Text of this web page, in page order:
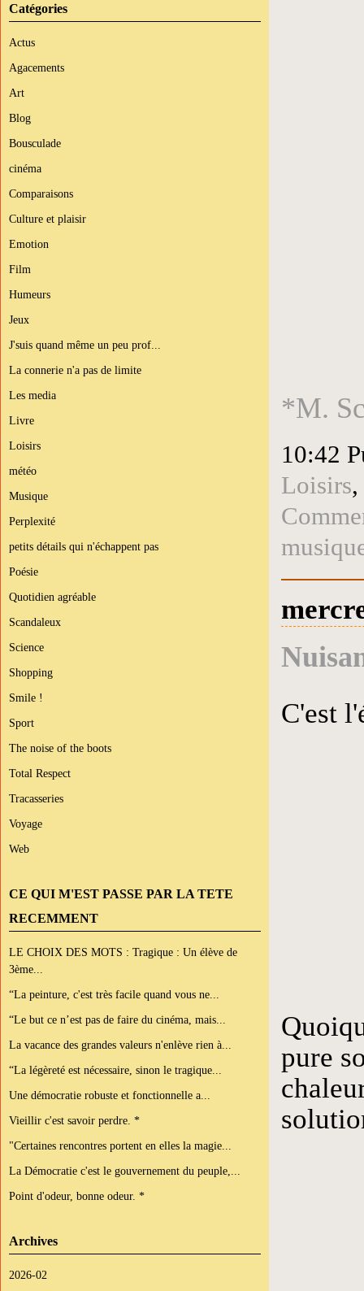
Catégories
Actus
Agacements
Art
Blog
Bousculade
cinéma
Comparaisons
Culture et plaisir
Emotion
Film
Humeurs
Jeux
J'suis quand même un peu prof...
La connerie n'a pas de limite
Les media
Livre
Loisirs
météo
Musique
Perplexité
petits détails qui n'échappent pas
Poésie
Quotidien agréable
Scandaleux
Science
Shopping
Smile !
Sport
The noise of the boots
Total Respect
Tracasseries
Voyage
Web
CE QUI M'EST PASSE PAR LA TETE
RECEMMENT
LE CHOIX DES MOTS : Tragique : Un élève de
3ème...
“La peinture, c'est très facile quand vous ne...
“Le but ce n’est pas de faire du cinéma, mais...
La vacance des grandes valeurs n'enlève rien à...
“La légèreté est nécessaire, sinon le tragique...
Une démocratie robuste et fonctionnelle a...
Vieillir c'est savoir perdre. *
"Certaines rencontres portent en elles la magie...
La Démocratie c'est le gouvernement du peuple,...
Point d'odeur, bonne odeur. *
Archives
2026-02
*M.
10:42
Loisirs,
C'est
pure